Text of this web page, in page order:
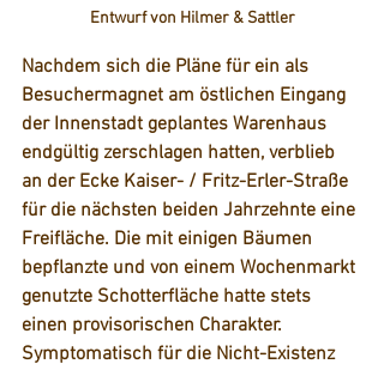
Entwurf von Hilmer & Sattler
Nachdem sich die Pläne für ein als
Besuchermagnet am östlichen Eingang
der Innenstadt geplantes Warenhaus
endgültig zerschlagen hatten, verblieb
an der Ecke Kaiser- / Fritz-Erler-Straße
für die nächsten beiden Jahrzehnte eine
Freifläche. Die mit einigen Bäumen
bepflanzte und von einem Wochenmarkt
genutzte Schotterfläche hatte stets
einen provisorischen Charakter.
Symptomatisch für die Nicht-Existenz